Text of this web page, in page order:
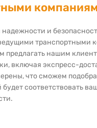
и
транспортными
предлагать нашим
включая экспресс-
что сможем
будет соответствовать